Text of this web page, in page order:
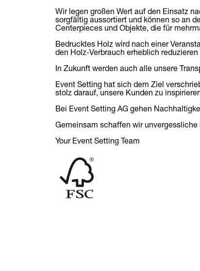
Wir legen großen Wert auf den Einsatz
sorgfältig aussortiert und können so an
Centerpieces und Objekte, die für
Bedrucktes Holz wird nach einer
den Holz-Verbrauch erheblich
In Zukunft werden auch alle unsere
Event Setting hat sich dem Ziel
stolz darauf, unsere Kunden zu
Bei Event Setting AG gehen
Gemeinsam schaffen wir unvergessliche
Your Event Setting Team